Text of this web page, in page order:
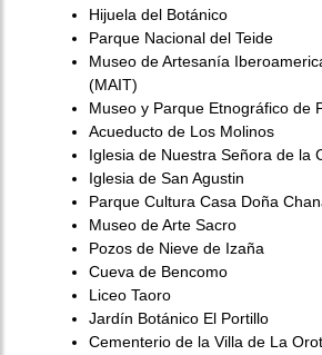
Hijuela del Botánico
Parque Nacional del Teide
Museo de Artesanía
(MAIT)
Museo y Parque Etnográfico de
Acueducto de Los Molinos
Iglesia de Nuestra Señora de la
Iglesia de San Agustin
Parque Cultura Casa Doña
Museo de Arte Sacro
Pozos de Nieve de Izaña
Cueva de Bencomo
Liceo Taoro
Jardín Botánico El Portillo
Cementerio de la Villa de La